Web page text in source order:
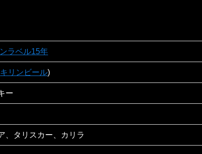
ラベル15年
キリンビール)
ー
、タリスカー、カリラ